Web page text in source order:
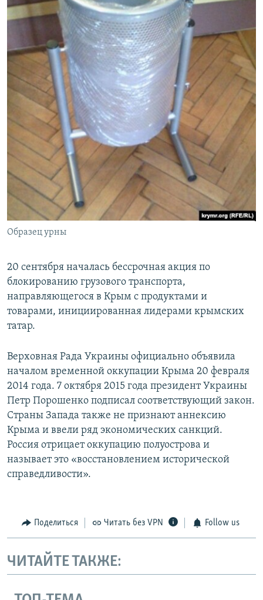
Образец урны
20 сентября началась бессрочная акция по
блокированию грузового транспорта,
направляющегося в Крым с продуктами и
товарами, инициированная лидерами крымских
татар.
Верховная Рада Украины официально объявила
началом временной оккупации Крыма 20 февраля
2014 года. 7 октября 2015 года президент Украины
Петр Порошенко подписал соответствующий закон.
Страны Запада также не признают аннексию
Крыма и ввели ряд экономических санкций.
Россия отрицает оккупацию полуострова и
называет это «восстановлением исторической
справедливости».
Поделиться Читать без VPN Follow us
ЧИТАЙТЕ ТАКЖЕ: